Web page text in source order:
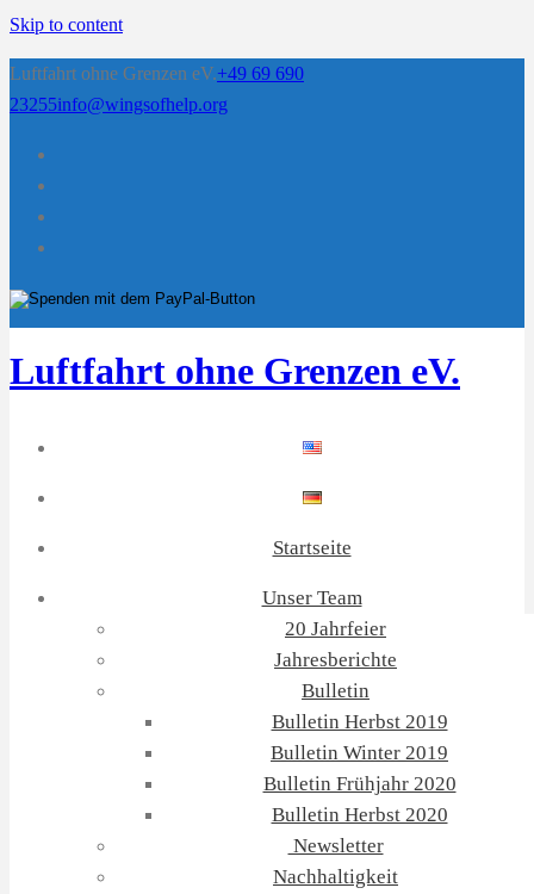
Skip to content
Luftfahrt ohne Grenzen eV.+49 69 690
23255info@wingsofhelp.org
Luftfahrt ohne Grenzen eV.
Startseite
Unser Team
20 Jahrfeier
Jahresberichte
Bulletin
Bulletin Herbst 2019
Bulletin Winter 2019
Bulletin Frühjahr 2020
Bulletin Herbst 2020
Newsletter
Nachhaltigkeit